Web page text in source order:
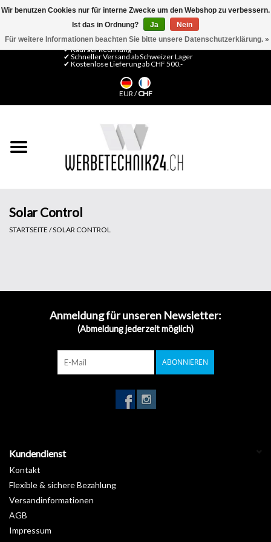
Mein Konto / Kundenkonto anlegen
✔ Kauf auf Rechnung
✔ Schneller Versand ab Schweizer Lager
✔ Kostenlose Lieferung ab CHF 500.-
EUR/CHF
Messesysteme
Solar Control
STARTSEITE /SOLAR CONTROL
Anmeldung für unseren Newsletter:
(Abmeldung jederzeit möglich)
ABONNIEREN
Kundendienst
Kontakt
Flexible & sichere Bezahlung
Versandinformationen
AGB
Impressum
Wir benutzen Cookies nur für interne Zwecke um den Webshop zu verbessern.
Ist das in Ordnung?
Ja
Nein
Für weitere Informationen beachten Sie bitte unsere Datenschutzerklärung. »